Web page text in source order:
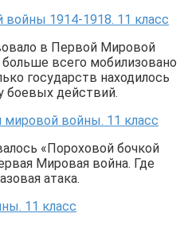
1914-1918. 11 класс
в Первой Мировой
всего мобилизовано
государств находилось
боевых действий.
войны. 11 класс
«Пороховой бочкой
Мировая война. Где
атака.
11 класс